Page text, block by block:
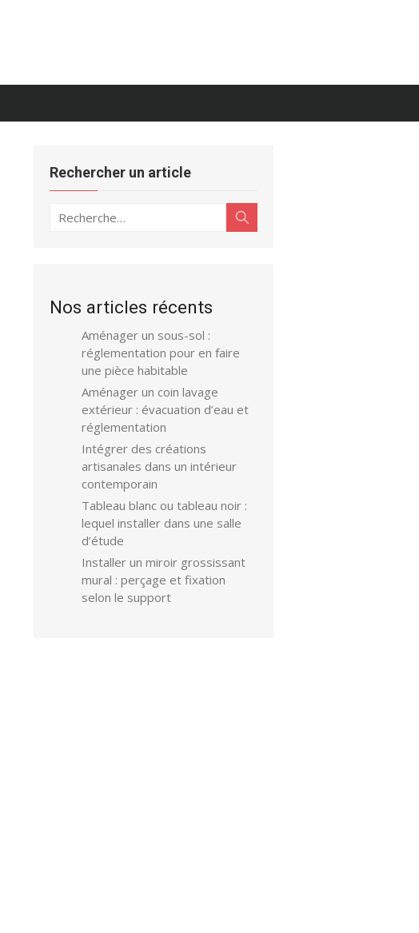
Rechercher un article
Recherche
Nos articles récents
Aménager un sous-sol :
réglementation pour en faire
une pièce habitable
Aménager un coin lavage
extérieur : évacuation d’eau et
réglementation
Intégrer des créations
artisanales dans un intérieur
contemporain
Tableau blanc ou tableau noir :
lequel installer dans une salle
d’étude
Installer un miroir grossissant
mural : perçage et fixation
selon le support